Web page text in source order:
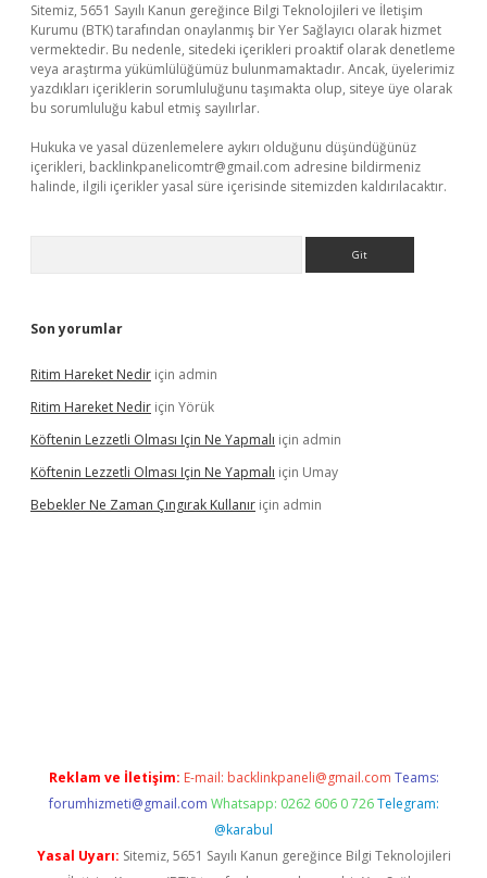
Sitemiz, 5651 Sayılı Kanun gereğince Bilgi Teknolojileri ve İletişim
Kurumu (BTK) tarafından onaylanmış bir Yer Sağlayıcı olarak hizmet
vermektedir. Bu nedenle, sitedeki içerikleri proaktif olarak denetleme
veya araştırma yükümlülüğümüz bulunmamaktadır. Ancak, üyelerimiz
yazdıkları içeriklerin sorumluluğunu taşımakta olup, siteye üye olarak
bu sorumluluğu kabul etmiş sayılırlar.
Hukuka ve yasal düzenlemelere aykırı olduğunu düşündüğünüz
içerikleri, backlinkpanelicomtr@gmail.com adresine bildirmeniz
halinde, ilgili içerikler yasal süre içerisinde sitemizden kaldırılacaktır.
Son yorumlar
Ritim Hareket Nedir için admin
Ritim Hareket Nedir için Yörük
Köftenin Lezzetli Olması Için Ne Yapmalı için admin
Köftenin Lezzetli Olması Için Ne Yapmalı için Umay
Bebekler Ne Zaman Çıngırak Kullanır için admin
Reklam ve İletişim: E-mail: backlinkpaneli@gmail.com Teams:
forumhizmeti@gmail.com Whatsapp: 0262 606 0 726 Telegram:
@karabul
Yasal Uyarı: Sitemiz, 5651 Sayılı Kanun gereğince Bilgi Teknolojileri